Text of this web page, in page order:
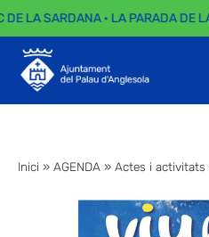
LA SARDANA · LA PARADA DE
Inici » AGENDA » Actes i activitats